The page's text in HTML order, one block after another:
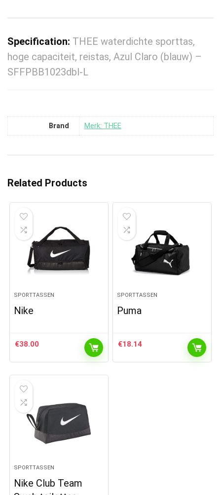
Specification: THEE waterdichte sporttas,
hoge capaciteit, reistas, Azul Claro (blauw) –
SFFPBB1023dbl-L
Brand Merk: THEE
Related Products
SPORTTASSEN
Nike
€38.00
SPORTTASSEN
Puma
€18.14
SPORTTASSEN
Nike Club Team